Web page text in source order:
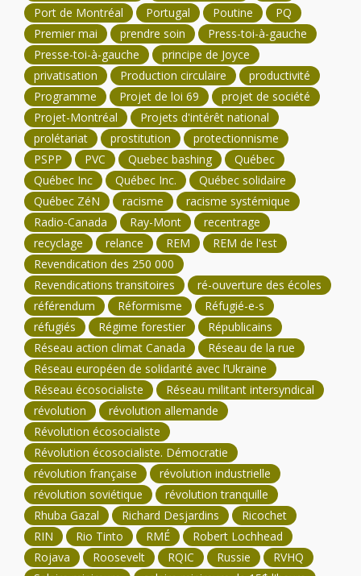
Port de Montréal
Portugal Poutine
PQ
Premier mai
prendre soin
Press-toi-à-gauche
Presse-toi-à-gauche
principe de Joyce
privatisation
Production circulaire
productivité
Programme
Projet de loi 69
projet de société
Projet-Montréal
Projets d'intérêt national
prolétariat
prostitution
protectionnisme
PSPP
PVC Quebec bashing
Québec
Québec Inc
Québec Inc.
Québec solidaire
Québec ZéN
racisme
racisme systémique
Radio-Canada
Ray-Mont
recentrage
recyclage
relance REM
REM de l'est
Revendication des 250 000
Revendications transitoires
ré-ouverture des écoles
référendum
Réformisme
Réfugié-e-s
réfugiés
Régime forestier
Républicains
Réseau action climat Canada
Réseau de la rue
Réseau européen de solidarité avec l’Ukraine
Réseau écosocialiste
Réseau militant intersyndical
révolution
révolution allemande
Révolution écosocialiste
Révolution écosocialiste. Démocratie
révolution française
révolution industrielle
révolution soviétique
révolution tranquille
Rhuba Gazal
Richard Desjardins
Ricochet
RIN
Rio Tinto RMÉ
Robert Lochhead
Rojava
Roosevelt RQIC Russie
RVHQ